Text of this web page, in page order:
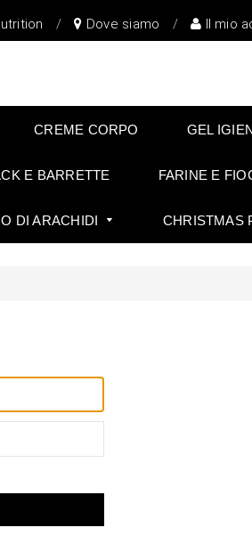
/ Dove siamo / Il mio
CREME CORPO GEL
E BARRETTE FARINE E
DI ARACHIDI CHRISTMAS